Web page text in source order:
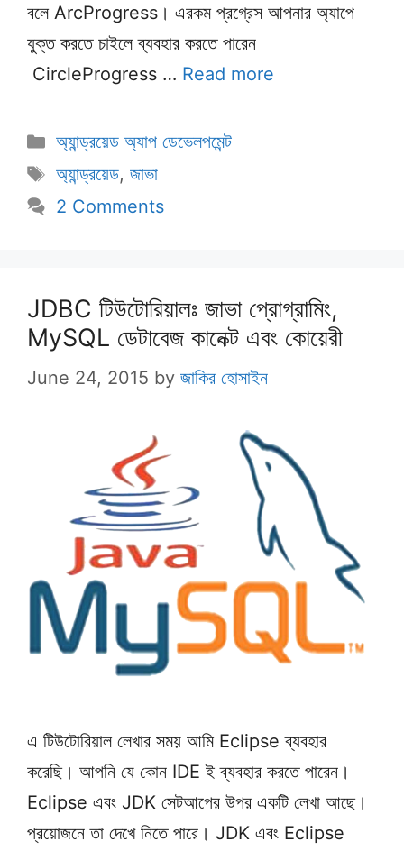
বলে ArcProgress। এরকম প্রগ্রেস আপনার অ্যাপে
যুক্ত করতে চাইলে ব্যবহার করতে পারেন
CircleProgress … Read more
Categories
অ্যান্ড্রয়েড অ্যাপ ডেভেলপমেন্ট
Tags
অ্যান্ড্রয়েড, জাভা
2 Comments
JDBC টিউটোরিয়ালঃ জাভা প্রোগ্রামিং,
MySQL ডেটাবেজ কানেক্ট এবং কোয়েরী
June 24, 2015 by জাকির হোসাইন
এ টিউটোরিয়াল লেখার সময় আমি Eclipse ব্যবহার
করেছি। আপনি যে কোন IDE ই ব্যবহার করতে পারেন।
Eclipse এবং JDK সেটআপের উপর একটি লেখা আছে।
প্রয়োজনে তা দেখে নিতে পারে। JDK এবং Eclipse